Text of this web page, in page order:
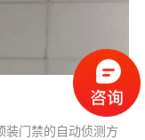
装门禁的自动侦测方